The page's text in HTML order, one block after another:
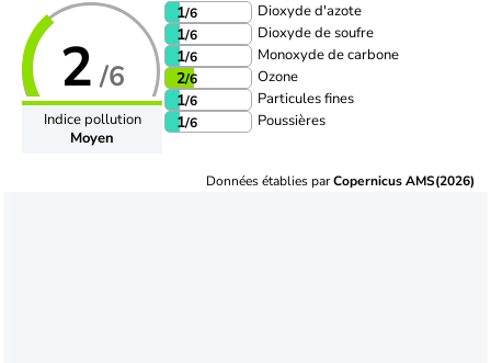
2 /6
Indice pollution
Moyen
1/6 Dioxyde d'azote
1/6 Dioxyde de soufre
1/6 Monoxyde de carbone
2/6 Ozone
1/6 Particules fines
1/6 Poussières
Données établies parCopernicus AMS(2026)